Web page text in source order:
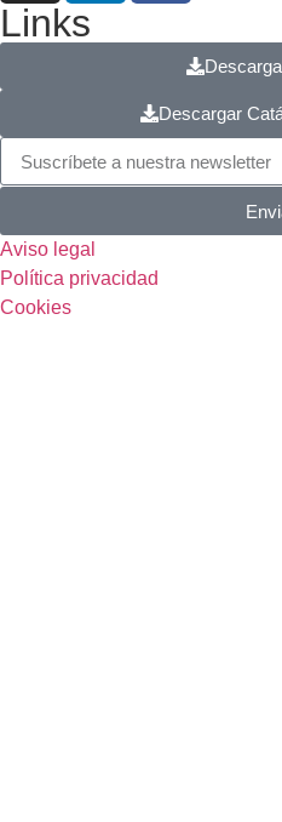
Links
Descargar
Aviso legal
Política privacidad
Cookies